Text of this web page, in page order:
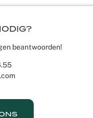
beantwoorden!